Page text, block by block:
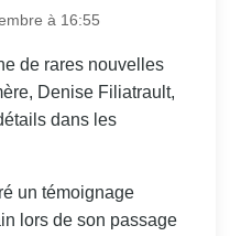
à 16:55
de rares nouvelles
Denise Filiatrault,
dans les
un témoignage
lors de son passage